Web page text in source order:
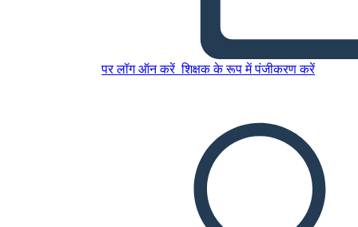
पर लॉग ऑन करें शिक्षक के रूप में पंजीकरण करें
इस स्टोरीबोर्ड को कॉपी करें
मुझे पढ़कर सुनाओ